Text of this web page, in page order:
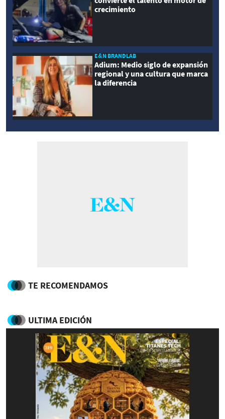
crecimiento
E&N BRANDLAB
Adium: Medio siglo de expansión
regional y una cultura que marca
la diferencia
TE RECOMENDAMOS
ULTIMA EDICIÓN